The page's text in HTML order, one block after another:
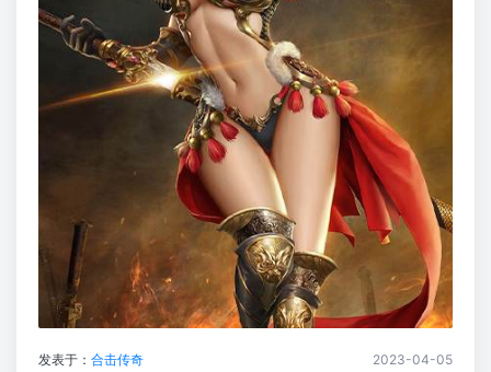
发表于： 合击传奇 2023-04-05